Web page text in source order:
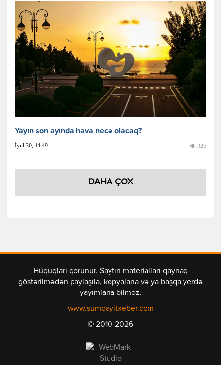
Yayın son ayında hava necə olacaq?
İyul 30, 14:49 325
DAHA ÇOX
Hüquqları qorunur. Saytın materialları qaynaq
göstərilmədən paylaşıla, kopyalana və ya başqa yerdə
yayımlana bilməz.
www.sumqayitxeber.com
© 2010-2026